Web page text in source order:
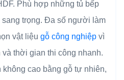
Phù hợp những tủ bếp
sang trọng. Đa số người làm
vật liệu gỗ công nghiệp vì
thời gian thi công nhanh.
cao bằng gỗ tự nhiên,